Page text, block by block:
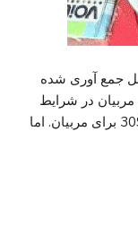
در مربی کامل جمع آوری شده
در شرایط
عالی و آماده پوشیدن هستند. من درخواست $30 برای مربیان. اما